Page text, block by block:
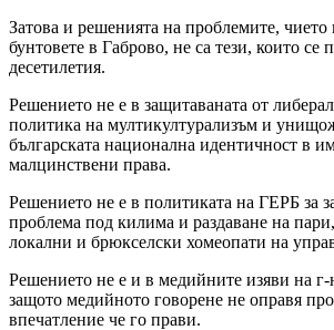
Затова и решенията на проблемите, чието
бунтовете в Габрово, не са тези, които се
десетилетия.
Решението не е в защитаваната от
политика на мултикултурализъм и
българската национална идентичност в
малцинствени права.
Решението не е в политиката на ГЕРБ за
проблема под килима и раздаване на
локални и брюкселски хомеопати на
Решението не е и в медийните изяви на г-
защото медийното говорене не оправя
впечатление че го прави.